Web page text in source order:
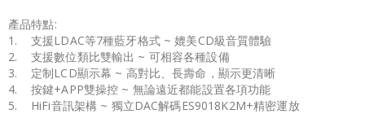
產品特點:
1. 支援LDAC等7種藍牙格式 ~ 媲美CD級音質體驗
2. 支援數位類比雙輸出 ~ 可相容各種設備
3. 定制LCD顯示幕 ~ 高對比、長壽命，顯示更清晰
4. 按鍵+APP雙操控 ~ 無論遠近都能設置各項功能
5. HiFi音訊架構 ~ 獨立DAC解碼ES9018K2M+精密運放